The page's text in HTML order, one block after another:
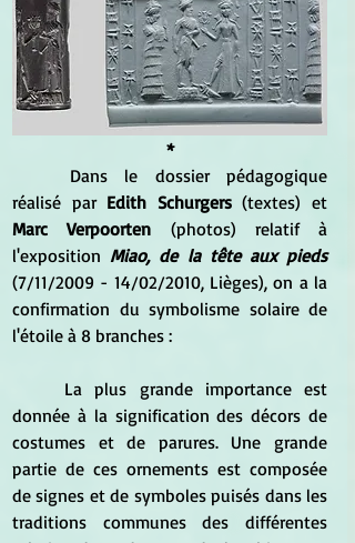
*
réalisé par Edith Schurgers (textes) et
Marc Verpoorten (photos) relatif à
l'exposition
Miao, de la tête aux pieds
(7/11/2009 - 14/02/2010, Lièges), on a la
confirmation du symbolisme solaire de
l'étoile à 8 branches :
donnée à la signification des décors de
costumes et de parures. Une grande
partie de ces ornements est composée
de signes et de symboles puisés dans les
traditions communes des différentes